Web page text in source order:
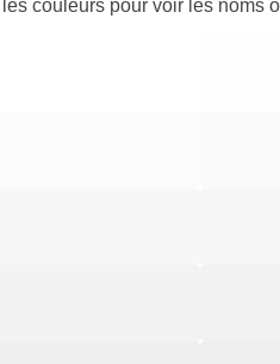
couleurs pour voir les noms